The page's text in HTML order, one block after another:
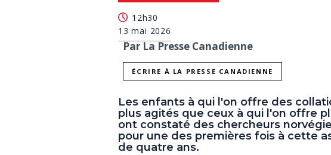
12h30
13 mai 2026
Par La Presse Canadienne
ÉCRIRE À LA PRESSE CANADIENNE
Les enfants à qui l'on offre des
plus agités que ceux à qui l'on offre
ont constaté des chercheurs
pour une des premières fois à cette
de quatre ans.